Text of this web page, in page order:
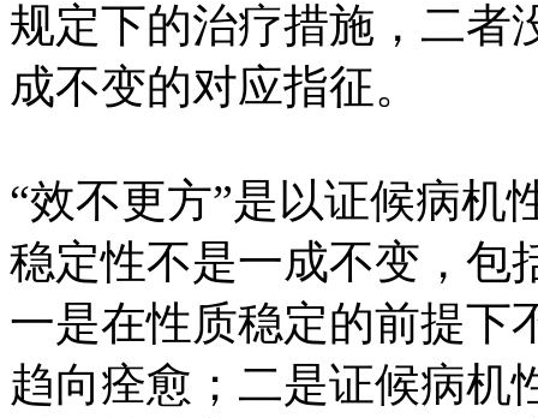
规定下的治疗措施，二者
成不变的对应指征。
“效不更方”是以证候病机
稳定性不是一成不变，包
一是在性质稳定的前提下
趋向痊愈；二是证候病机